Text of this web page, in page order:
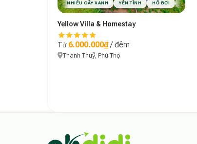
NHIỀU CÂY XANH YÊN TĨNH HỒ BƠI BBQ
Yellow Villa & Homestay
Từ 6.000.000₫/ đêm
Thanh Thuỷ, Phú Thọ
"Tại Ohdidi, chúng tôi không chỉ cung cấp